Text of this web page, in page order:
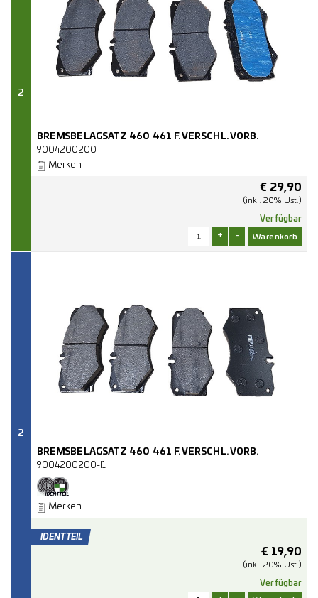
2
BREMSBELAGSATZ 460 461 F. VERSCHL. VORB.
9004200200
Merken
€ 29,90
(inkl. 20% Ust.)
Verfügbar
+ -
2
BREMSBELAGSATZ 460 461 F. VERSCHL. VORB.
9004200200-I1
Merken
€ 19,90
(inkl. 20% Ust.)
Verfügbar